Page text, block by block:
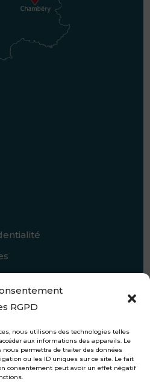
RGPD
nous utilisons des technologies telles
aux informations des appareils. Le
permettra de traiter des données
ou les ID uniques sur ce site. Le fait
consentement peut avoir un effet négatif